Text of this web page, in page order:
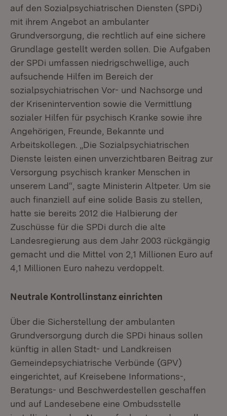
auf den Sozialpsychiatrischen Diensten (SPDi)
mit ihrem Angebot an ambulanter
Grundversorgung, die rechtlich auf eine sichere
Grundlage gestellt werden sollen. Die Aufgaben
der SPDi umfassen niedrigschwellige, auch
aufsuchende Hilfen im Bereich der
sozialpsychiatrischen Vor- und Nachsorge und
der Krisenintervention sowie die Vermittlung
sozialer Hilfen für psychisch Kranke sowie ihre
Angehörigen, Freunde, Bekannte und
Arbeitskollegen. „Die Sozialpsychiatrischen
Dienste leisten einen unverzichtbaren Beitrag zur
Versorgung psychisch kranker Menschen in
unserem Land“, sagte Ministerin Altpeter. Um sie
auch finanziell auf eine solide Basis zu stellen,
hatte sie bereits 2012 die Halbierung der
Zuschüsse für die SPDi durch die alte
Landesregierung aus dem Jahr 2003 rückgängig
gemacht und die Mittel von 2,1 Millionen Euro auf
4,1 Millionen Euro nahezu verdoppelt.
Neutrale Kontrollinstanz einrichten
Über die Sicherstellung der ambulanten
Grundversorgung durch die SPDi hinaus sollen
künftig in allen Stadt- und Landkreisen
Gemeindepsychiatrische Verbünde (GPV)
eingerichtet, auf Kreisebene Informations-,
Beratungs- und Beschwerdestellen geschaffen
und auf Landesebene eine Ombudsstelle